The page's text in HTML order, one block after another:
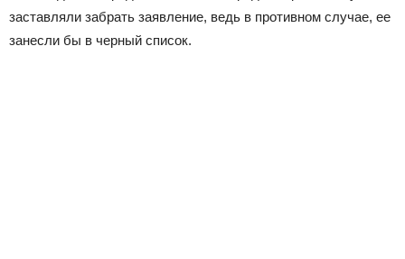
заставляли забрать заявление, ведь в противном случае, ее
занесли бы в черный список.